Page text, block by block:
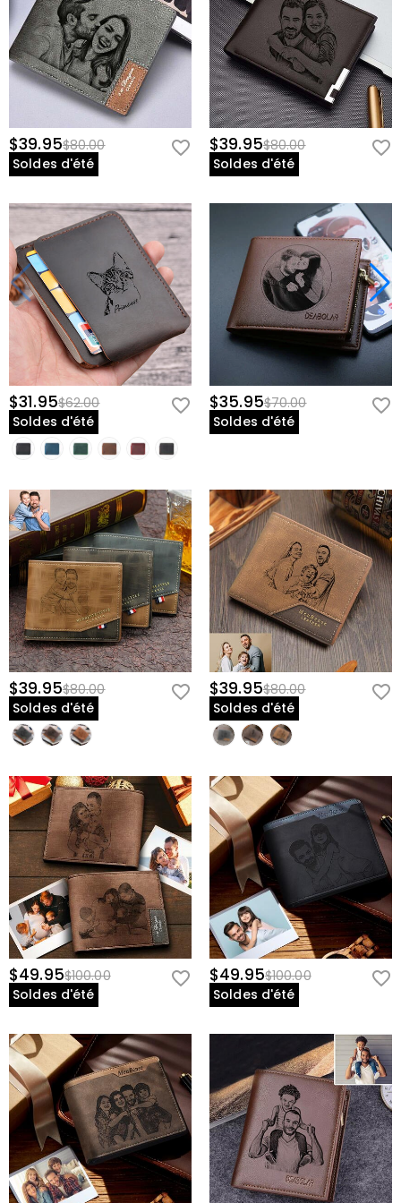
$39.95$80.00
Soldes d'été
$39.95$80.00
Soldes d'été
$31.95$62.00
Soldes d'été
$35.95$70.00
Soldes d'été
$39.95$80.00
Soldes d'été
$39.95$80.00
Soldes d'été
$49.95$100.00
Soldes d'été
$49.95$100.00
Soldes d'été